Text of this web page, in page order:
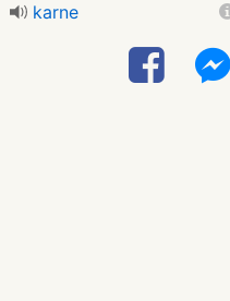
karne